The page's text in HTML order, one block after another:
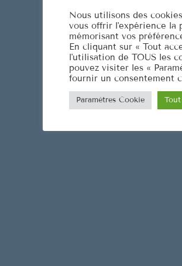
Nous utilisons des
vous offrir l'expérience la
mémorisant vos
En cliquant sur « Tout
l'utilisation de TOUS les
pouvez visiter les «
fournir un consentement
Paramètres Cookie